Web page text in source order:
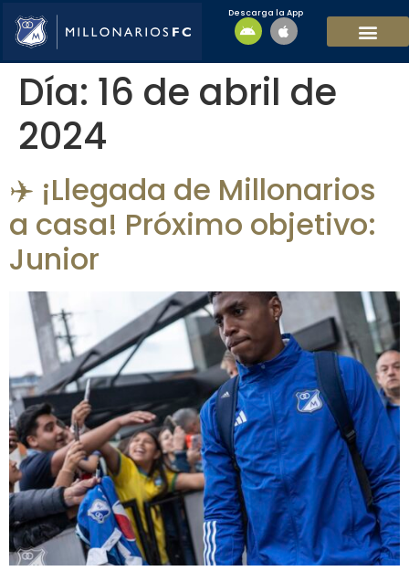
Descarga la App
Día: 16 de abril de
2024
✈️ ¡Llegada de Millonarios
a casa! Próximo objetivo:
Junior